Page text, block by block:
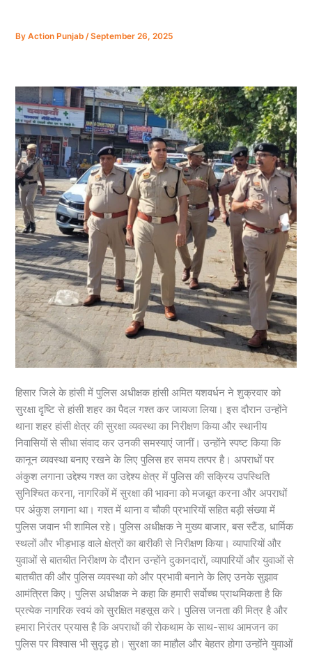
ByAction Punjab/September 26, 2025
हिसार जिले के हांसी में पुलिस अधीक्षक हांसी अमित यशवर्धन ने शुक्रवार को
सुरक्षा दृष्टि से हांसी शहर का पैदल गश्त कर जायजा लिया। इस दौरान उन्होंने
थाना शहर हांसी क्षेत्र की सुरक्षा व्यवस्था का निरीक्षण किया और स्थानीय
निवासियों से सीधा संवाद कर उनकी समस्याएं जानीं। उन्होंने स्पष्ट किया कि
कानून व्यवस्था बनाए रखने के लिए पुलिस हर समय तत्पर है। अपराधों पर
अंकुश लगाना उद्देश्य गश्त का उद्देश्य क्षेत्र में पुलिस की सक्रिय उपस्थिति
सुनिश्चित करना, नागरिकों में सुरक्षा की भावना को मजबूत करना और अपराधों
पर अंकुश लगाना था। गश्त में थाना व चौकी प्रभारियों सहित बड़ी संख्या में
पुलिस जवान भी शामिल रहे। पुलिस अधीक्षक ने मुख्य बाजार, बस स्टैंड, धार्मिक
स्थलों और भीड़भाड़ वाले क्षेत्रों का बारीकी से निरीक्षण किया। व्यापारियों और
युवाओं से बातचीत निरीक्षण के दौरान उन्होंने दुकानदारों, व्यापारियों और युवाओं से
बातचीत की और पुलिस व्यवस्था को और प्रभावी बनाने के लिए उनके सुझाव
आमंत्रित किए। पुलिस अधीक्षक ने कहा कि हमारी सर्वोच्च प्राथमिकता है कि
प्रत्येक नागरिक स्वयं को सुरक्षित महसूस करे। पुलिस जनता की मित्र है और
हमारा निरंतर प्रयास है कि अपराधों की रोकथाम के साथ-साथ आमजन का
पुलिस पर विश्वास भी सुदृढ़ हो। सुरक्षा का माहौल और बेहतर होगा उन्होंने युवाओं